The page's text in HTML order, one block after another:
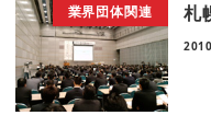
業界団体関連 札